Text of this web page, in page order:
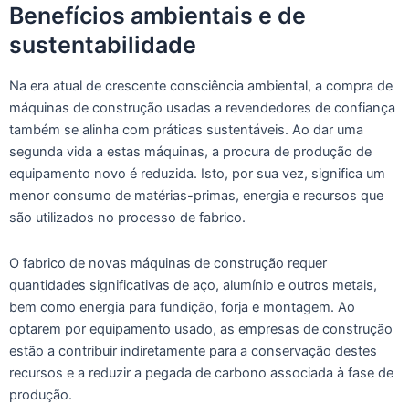
Benefícios ambientais e de
sustentabilidade
Na era atual de crescente consciência ambiental, a compra de
máquinas de construção usadas a revendedores de confiança
também se alinha com práticas sustentáveis. Ao dar uma
segunda vida a estas máquinas, a procura de produção de
equipamento novo é reduzida. Isto, por sua vez, significa um
menor consumo de matérias-primas, energia e recursos que
são utilizados no processo de fabrico.
O fabrico de novas máquinas de construção requer
quantidades significativas de aço, alumínio e outros metais,
bem como energia para fundição, forja e montagem. Ao
optarem por equipamento usado, as empresas de construção
estão a contribuir indiretamente para a conservação destes
recursos e a reduzir a pegada de carbono associada à fase de
produção.